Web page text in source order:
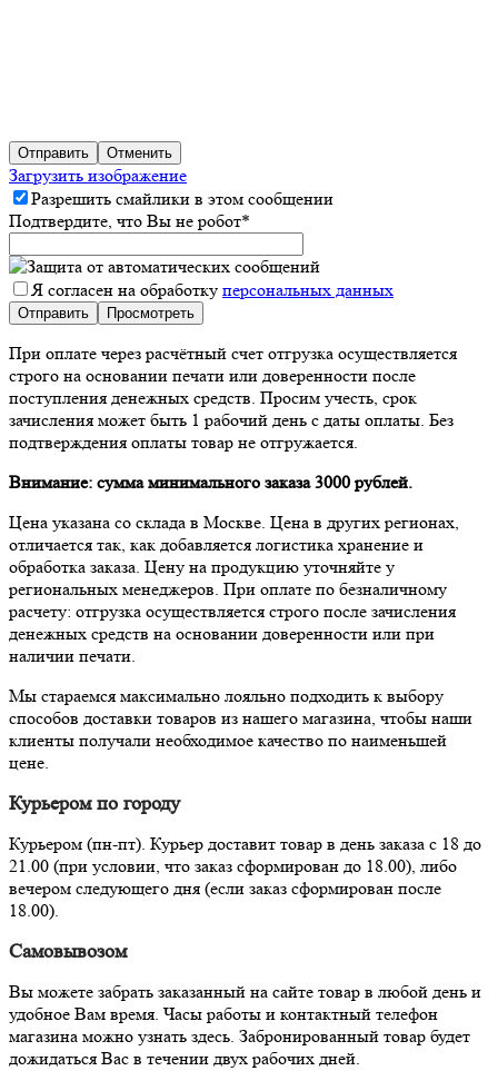
Отправить Отменить
Загрузить изображение
Разрешить смайлики в этом сообщении
Подтвердите, что Вы не робот*
Я согласен на обработку персональных данных
При оплате через расчётный счет отгрузка осуществляется
строго на основании печати или доверенности после
поступления денежных средств. Просим учесть, срок
зачисления может быть 1 рабочий день с даты оплаты. Без
подтверждения оплаты товар не отгружается.
Внимание: сумма минимального заказа 3000 рублей.
Цена указана со склада в Москве. Цена в других регионах,
отличается так, как добавляется логистика хранение и
обработка заказа. Цену на продукцию уточняйте у
региональных менеджеров. При оплате по безналичному
расчету: отгрузка осуществляется строго после зачисления
денежных средств на основании доверенности или при
наличии печати.
Мы стараемся максимально лояльно подходить к выбору
способов доставки товаров из нашего магазина, чтобы наши
клиенты получали необходимое качество по наименьшей
цене.
Курьером по городу
Курьером (пн-пт). Курьер доставит товар в день заказа с 18 до
21.00 (при условии, что заказ сформирован до 18.00), либо
вечером следующего дня (если заказ сформирован после
18.00).
Самовывозом
Вы можете забрать заказанный на сайте товар в любой день и
удобное Вам время. Часы работы и контактный телефон
магазина можно узнать здесь. Забронированный товар будет
дожидаться Вас в течении двух рабочих дней.